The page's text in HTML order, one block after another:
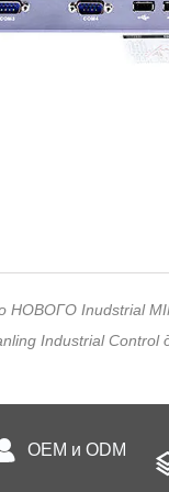
НОВОГО Inudstrial
Industrial Control
OEM и ODM